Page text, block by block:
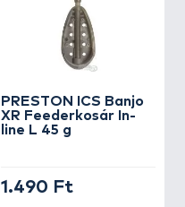
PRESTON
ICS Banjo
XR Feederkosár In-
line L 45 g
1.490 Ft